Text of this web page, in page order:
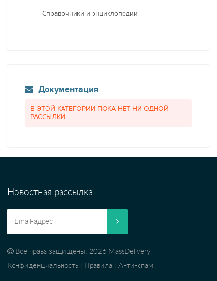
Справочники и энциклопедии
Документация
В ЭТОЙ КАТЕГОРИИ ПОКА НЕТ НИ ОДНОЙ
РАССЫЛКИ
Новостная рассылка
Все права защищены. 2026 MassDelivery
Конфиденциальность
Правила Анти-спам